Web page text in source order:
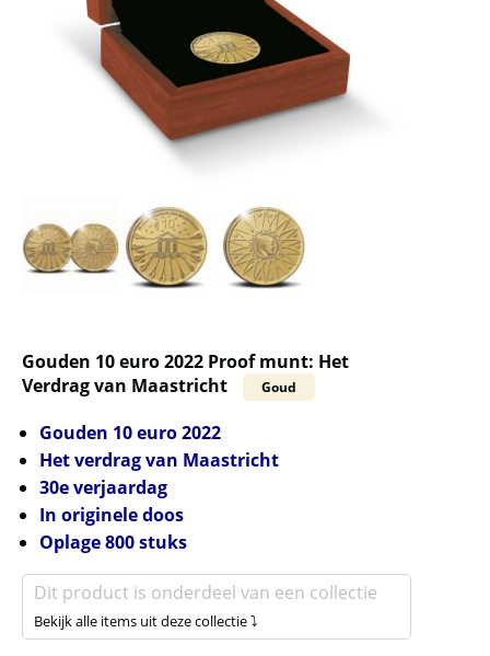
Gouden 10 euro 2022 Proof munt: Het
Verdrag van Maastricht
Goud
Gouden 10 euro 2022
Het verdrag van Maastricht
30e verjaardag
In originele doos
Oplage 800 stuks
Dit product is onderdeel van een collectie
Bekijk alle items uit deze collectie ⤵